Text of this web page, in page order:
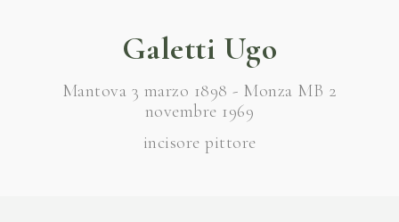
Galetti Ugo
Mantova 3 marzo 1898 - Monza MB 2
novembre 1969
incisore pittore